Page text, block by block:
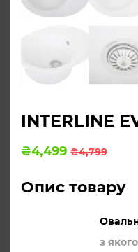
INTERLINE
₴4,799
Оригінальна
₴4,499
Поточна
Опис товару
з